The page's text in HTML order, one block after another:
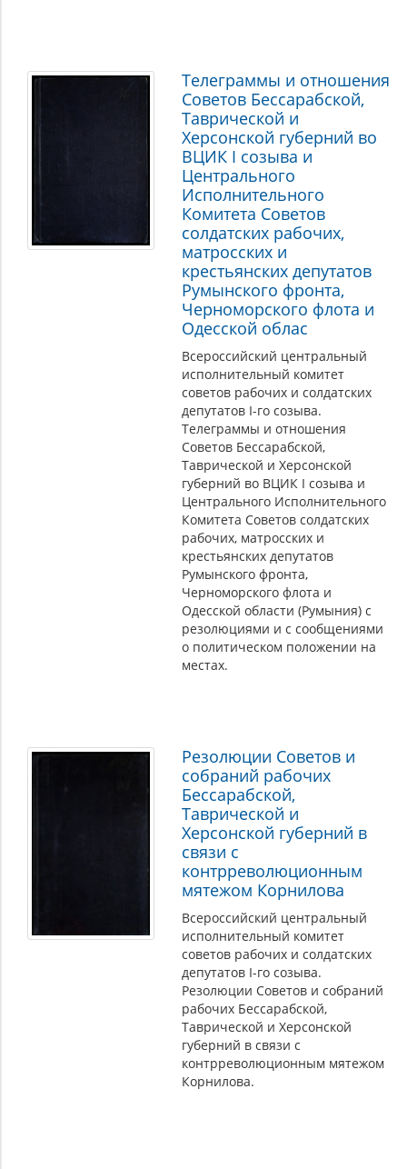
Телеграммы и отношения
Советов Бессарабской,
Таврической и
Херсонской губерний во
ВЦИК I созыва и
Центрального
Исполнительного
Комитета Советов
солдатских рабочих,
матросских и
крестьянских депутатов
Румынского фронта,
Черноморского флота и
Одесской облас
Всероссийский центральный
исполнительный комитет
советов рабочих и солдатских
депутатов I-го созыва.
Телеграммы и отношения
Советов Бессарабской,
Таврической и Херсонской
губерний во ВЦИК I созыва и
Центрального Исполнительного
Комитета Советов солдатских
рабочих, матросских и
крестьянских депутатов
Румынского фронта,
Черноморского флота и
Одесской области (Румыния) с
резолюциями и с сообщениями
о политическом положении на
местах.
Резолюции Советов и
собраний рабочих
Бессарабской,
Таврической и
Херсонской губерний в
связи с
контрреволюционным
мятежом Корнилова
Всероссийский центральный
исполнительный комитет
советов рабочих и солдатских
депутатов I-го созыва.
Резолюции Советов и собраний
рабочих Бессарабской,
Таврической и Херсонской
губерний в связи с
контрреволюционным мятежом
Корнилова.